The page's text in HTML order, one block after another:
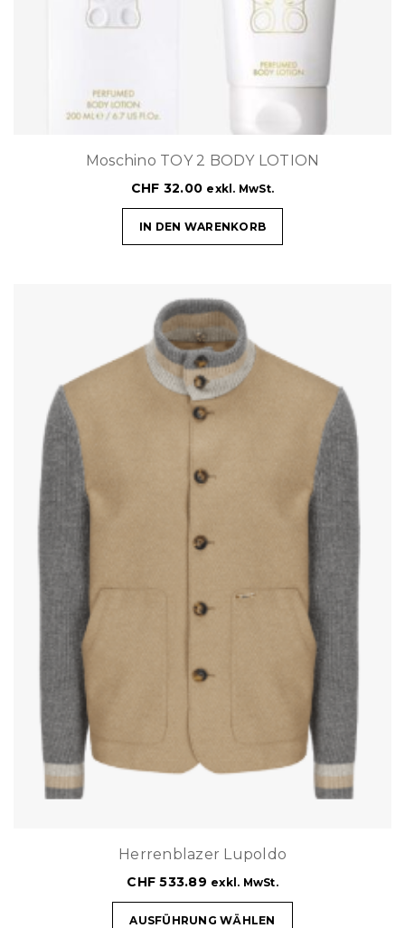
Moschino TOY 2 BODY LOTION
CHF 32.00 exkl. MwSt.
IN DEN WARENKORB
Herrenblazer Lupoldo
CHF 533.89 exkl. MwSt.
AUSFÜHRUNG WÄHLEN